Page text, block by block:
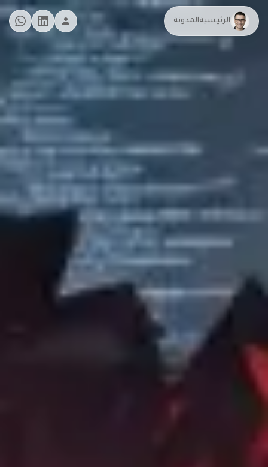
الرئيسيةالمدونة